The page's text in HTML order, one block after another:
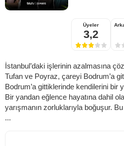
Üyeler
3,2
İstanbul’daki işlerinin azalmasına
Tufan ve Poyraz, çareyi Bodrum’a
Bodrum’a gittiklerinde kendilerini bir
Bir yandan eğlence hayatına dahil
yarışmanın zorluklarıyla boğuşur.
...